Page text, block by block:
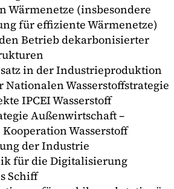
Wärmenetze (insbesondere
für effiziente Wärmenetze)
Betrieb dekarbonisierter
in der Industrieproduktion
Nationalen Wasserstoffstrategie
IPCEI Wasserstoff
Außenwirtschaft –
Wasserstoff
der Industrie
für die Digitalisierung
Schiff